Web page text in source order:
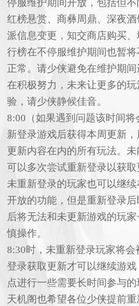
停服维护期间开放，包括但不
红榜悬赏、商彝周鼎、深夜
派信息变更，知交商店购买
行榜在不停服维护期间也暂
正常。请少侠避免在维护期
在积极努力，未来让更多的
验，请少侠静候佳音。
8:00（如果遇到问题该时间
新登录游戏后获得本周更新
更新内容在内的所有玩法。
可以多次尝试重新登录以获取
未重新登录的玩家也可以继
开放的功能，但是重新登录
后将无法和未更新游戏的玩
慎操作。
8:30时，未重新登录玩家将
登录获取更新才可以继续游
点进行一些需要长时间参与
天机阁也希望各位少侠提前